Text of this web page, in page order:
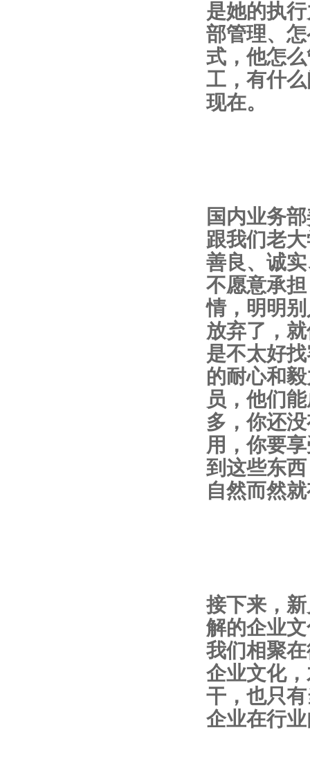
是她的执
部管理、
式，他怎
工，有什
现在。
国内业务
跟我们老
善良、诚
不愿意承
情，明明
放弃了，
是不太好
的耐心和
员，他们
多，你还
用，你要
到这些东
自然而然
接下来，
解的企业
我们相聚
企业文化
干，也只
企业在行